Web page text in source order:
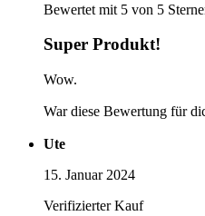
Bewertet mit 5 von 5
Super Produkt!
Wow.
War diese Bewertung für
Ute
15. Januar 2024
Verifizierter Kauf